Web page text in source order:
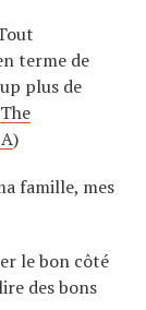
terme de
plus de
The
)
famille, mes
le bon côté
des bons